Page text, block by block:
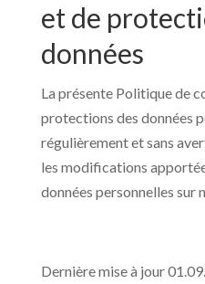
et de
données
La présente Politique de
protections des données
régulièrement et sans
les modifications
données personnelles sur
Dernière mise à jour